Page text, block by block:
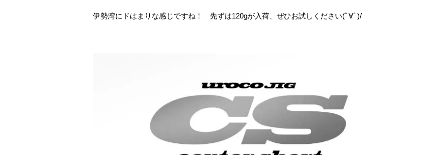
伊勢湾にドはまりな感じですね！ 先ずは120gが入荷、ぜひお試しください(ﾟ∀ﾟ)/